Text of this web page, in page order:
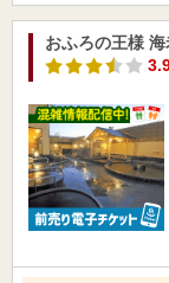
おふろの王様